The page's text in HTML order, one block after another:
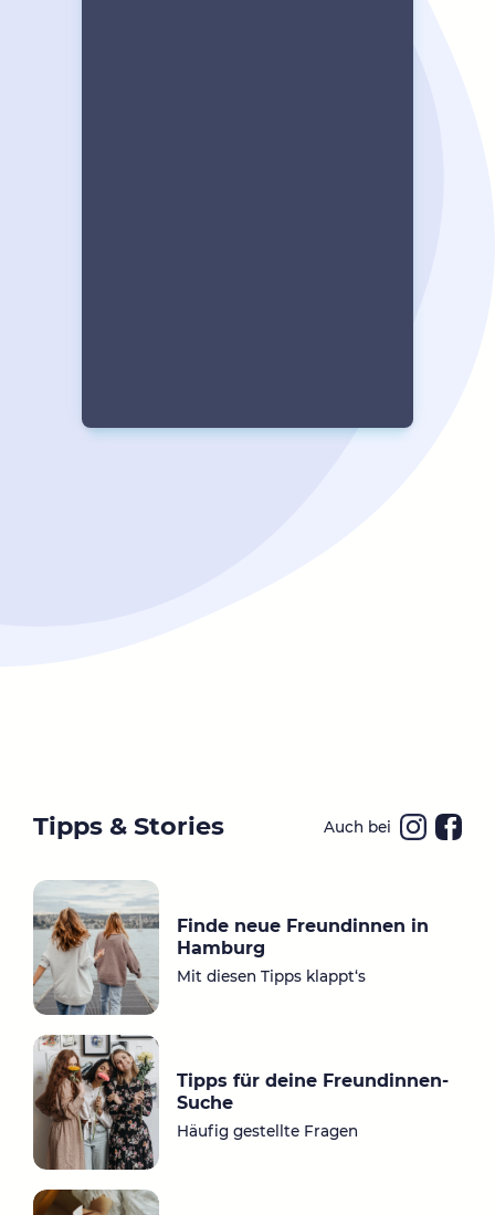
Tipps & Stories Auch bei
a
Finde neue Freundinnen in
Hamburg
Mit diesen Tipps klappt‘s
Tipps für deine Freundinnen-
Suche
Häufig gestellte Fragen